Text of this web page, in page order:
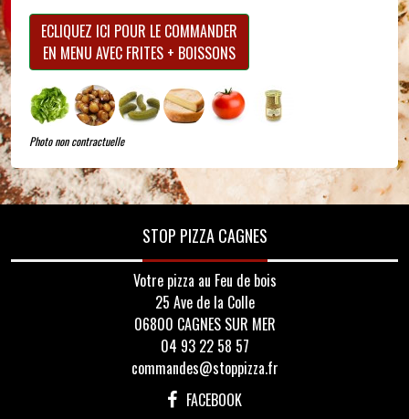
ECLIQUEZ ICI POUR LE COMMANDER
EN MENU AVEC FRITES + BOISSONS
Photo non contractuelle
STOP PIZZA CAGNES
Votre pizza au Feu de bois
25 Ave de la Colle
06800 CAGNES SUR MER
04 93 22 58 57
commandes@stoppizza.fr
FACEBOOK